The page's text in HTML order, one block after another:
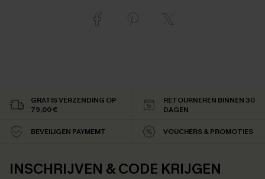
GRATIS VERZENDING OP
79,00 €
RETOURNEREN BINNEN 30
DAGEN
BEVEILIGEN PAYMEMT VOUCHERS & PROMOTIES
INSCHRIJVEN & CODE KRIJGEN